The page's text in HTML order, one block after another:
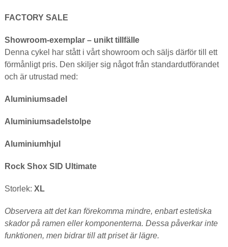
priset
48
000 SEK.
39
000 SEK.
FACTORY SALE
Showroom-exemplar – unikt tillfälle
Denna cykel har stått i vårt showroom och säljs därför till ett
förmånligt pris. Den skiljer sig något från standardutförandet
och är utrustad med:
Aluminiumsadel
Aluminiumsadelstolpe
Aluminiumhjul
Rock Shox SID Ultimate
Storlek: XL
Observera att det kan förekomma mindre, enbart estetiska
skador på ramen eller komponenterna. Dessa påverkar inte
funktionen, men bidrar till att priset är lägre.